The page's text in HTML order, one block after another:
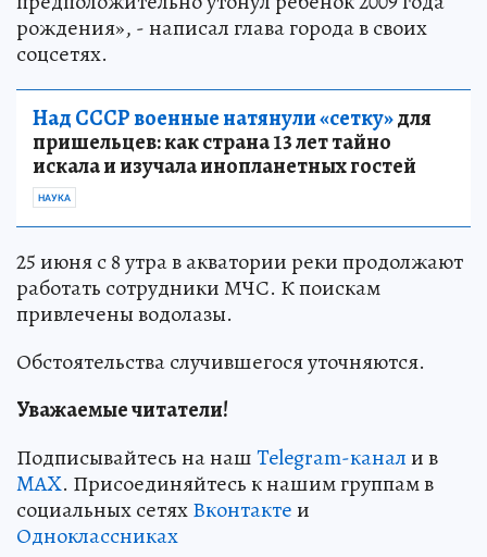
рождения», - написал глава города в своих
соцсетях.
Над СССР военные натянули «сетку»для
пришельцев: как страна 13 лет тайно
искала и изучала инопланетных гостей
НАУКА
25 июня с 8 утра в акватории реки продолжают
работать сотрудники МЧС. К поискам
привлечены водолазы.
Обстоятельства случившегося уточняются.
Уважаемые читатели!
Подписывайтесь на нашTelegram-канали в
MAX. Присоединяйтесь к нашим группам в
социальных сетяхВконтактеи
Одноклассниках